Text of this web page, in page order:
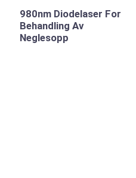
980nm Diodelaser For
Behandling Av
Neglesopp